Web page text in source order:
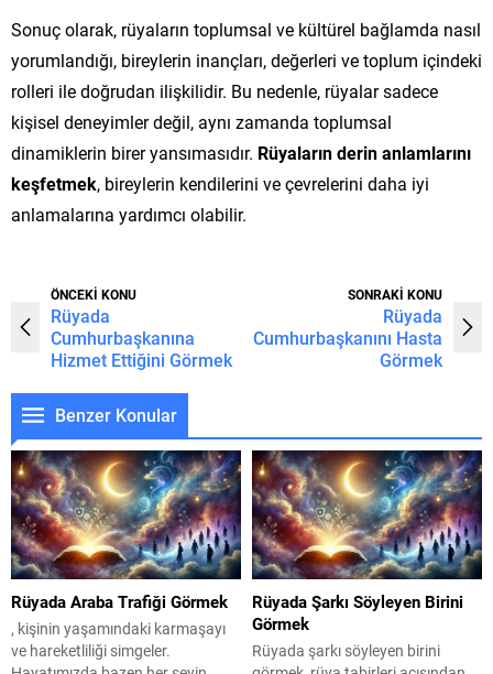
Sonuç olarak, rüyaların toplumsal ve kültürel bağlamda nasıl
yorumlandığı, bireylerin inançları, değerleri ve toplum içindeki
rolleri ile doğrudan ilişkilidir. Bu nedenle, rüyalar sadece
kişisel deneyimler değil, aynı zamanda toplumsal
dinamiklerin birer yansımasıdır. Rüyaların derin anlamlarını
keşfetmek, bireylerin kendilerini ve çevrelerini daha iyi
anlamalarına yardımcı olabilir.
ÖNCEKİ KONU
Rüyada
Cumhurbaşkanına
Hizmet Ettiğini Görmek
SONRAKİ KONU
Rüyada
Cumhurbaşkanını Hasta
Görmek
Benzer Konular
Rüyada Araba Trafiği Görmek
, kişinin yaşamındaki karmaşayı
ve hareketliliği simgeler.
Rüyada Şarkı Söyleyen Birini
Görmek
Rüyada şarkı söyleyen birini